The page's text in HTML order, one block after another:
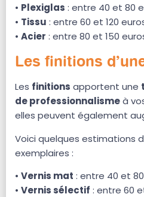
• Plexiglas : entre 40 et 80
• Tissu : entre 60 et 120
• Acier : entre 80 et 150
Les finitions
Les finitions apportent une
de professionnalismeà
elles peuvent également
Voici quelques estimations
exemplaires :
• Vernis mat : entre 40 et
• Vernis sélectif : entre 60